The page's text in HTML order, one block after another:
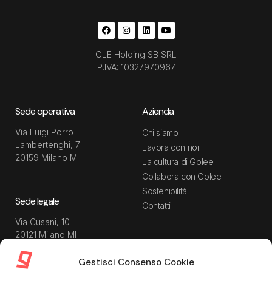
Gestisci Consenso Cookie
GLE Holding SB SRL
P.IVA: 10327970967
Sede operativa
Via Luigi Porro
Lambertenghi, 7
20159 Milano MI
Sede legale
Via Cusani, 10
20121 Milano MI
Azienda
Chi siamo
Lavora con noi
La cultura di Golee
Collabora con Golee
Sostenibilità
Contatti